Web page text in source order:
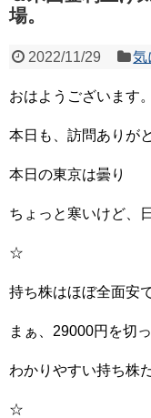
場。
2022/11/29 気
おはようございます。
本日も、訪問ありが
本日の東京は曇り
ちょっと寒いけど、
☆
持ち株はほぼ全面安
まぁ、29000円を切
わかりやすい持ち株
☆